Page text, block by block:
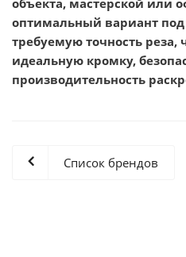
объекта, мастерской или
оптимальный вариант
требуемую точность реза,
идеальную кромку,
производительность
Список брендов